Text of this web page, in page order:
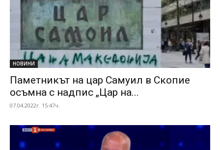
НОВИНИ
Паметникът на цар Самуил в Скопие
осъмна с надпис „Цар на...
07.04.2022г. 15:47ч.